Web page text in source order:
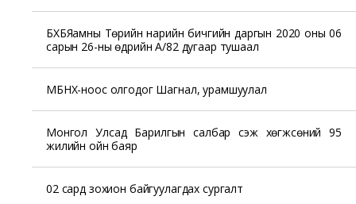
БХБЯамны Төрийн нарийн бичгийн даргын 2020 оны 06
сарын 26-ны өдрийн А/82 дугаар тушаал
МБНХ-ноос олгодог Шагнал, урамшуулал
Монгол Улсад Барилгын салбар үүсэж хөгжсөний 95
жилийн ойн баяр
02 сард зохион байгуулагдах сургалт